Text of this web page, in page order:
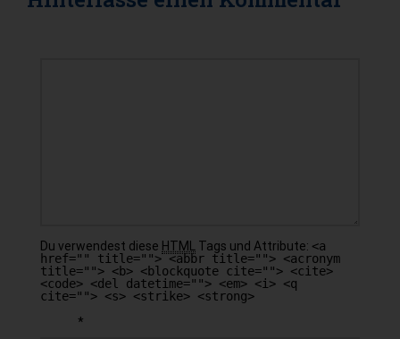
Du verwendest diese HTML Tags und Attribute: <a
href="" title=""> <abbr title=""> <acronym
title=""> <b> <blockquote cite=""> <cite>
<code> <del datetime=""> <em> <i> <q
cite=""> <s> <strike> <strong>
*